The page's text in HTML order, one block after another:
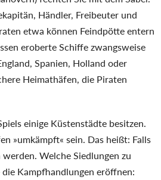
Händler, Freibeuter und
etwa können Feindpötte entern
eroberte Schiffe zwangsweise
Spanien, Holland oder
Heimathäfen, die Piraten
einige Küstenstädte besitzen.
»umkämpft« sein. Das heißt: Falls
Welche Siedlungen zu
Kampfhandlungen eröffnen: